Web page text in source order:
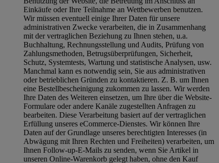
Einkäufe oder Ihre Teilnahme an Wettbewerben benutzen.
Wir müssen eventuell einige Ihrer Daten für unsere
administrativen Zwecke verarbeiten, die in Zusammenhang
mit der vertraglichen Beziehung zu Ihnen stehen, u.a.
Buchhaltung, Rechnungsstellung und Audits, Prüfung von
Zahlungsmethoden, Betrugsüberprüfungen, Sicherheit,
Schutz, Systemtests, Wartung und statistische Analysen, usw.
Manchmal kann es notwendig sein, Sie aus administrativen
oder betrieblichen Gründen zu kontaktieren. Z. B. um Ihnen
eine Bestellbescheinigung zukommen zu lassen. Wir werden
Ihre Daten des Weiteren einsetzen, um Ihre über die Website-
Formulare oder andere Kanäle zugestellten Anfragen zu
bearbeiten. Diese Verarbeitung basiert auf der vertraglichen
Erfüllung unseres eCommerce-Dienstes. Wir können Ihre
Daten auf der Grundlage unseres berechtigten Interesses (in
Abwägung mit Ihren Rechten und Freiheiten) verarbeiten, um
Ihnen Follow-up-E-Mails zu senden, wenn Sie Artikel in
unseren Online-Warenkorb gelegt haben, ohne den Kauf